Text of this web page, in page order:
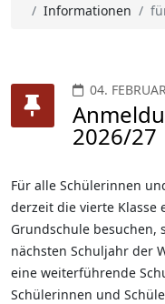
Informationen
04.
2026/27
Für alle Schülerinnen
derzeit die vierte Klasse
Grundschule besuchen,
nächsten Schuljahr der
eine weiterführende
Schülerinnen und